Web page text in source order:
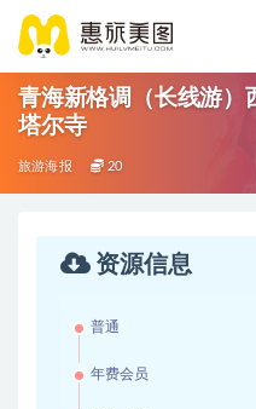
青海新格调（长线游）
塔尔寺
旅游海报 20
资源信息
普通
年费会员